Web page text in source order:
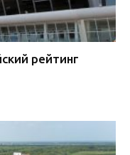
рейтинг